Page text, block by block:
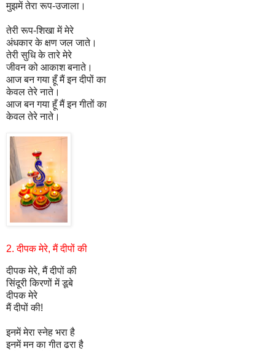
मुझमें तेरा रूप-उजाला।
तेरी रूप-शिखा में मेरे
अंधकार के क्षण जल जाते।
तेरी सुधि के तारे मेरे
जीवन को आकाश बनाते।
आज बन गया हूँ मैं इन दीपों का
केवल तेरे नाते।
आज बन गया हूँ मैं इन गीतों का
केवल तेरे नाते।
2.दीपक मेरे, मैं दीपों की
दीपक मेरे, मैं दीपों की
सिंदूरी किरणों में डूबे
दीपक मेरे
मैं दीपों की!
इनमें मेरा स्नेह भरा है
इनमें मन का गीत ढरा है